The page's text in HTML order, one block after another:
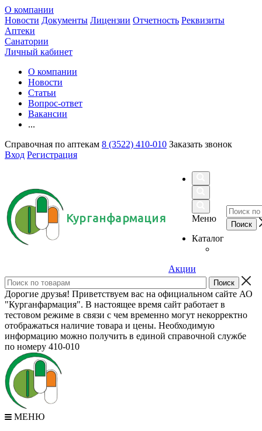
О компании
Новости Документы Лицензии Отчетность Реквизиты
Аптеки
Санатории
Личный кабинет
О компании
Новости
Статьи
Вопрос-ответ
Вакансии
...
Справочная по аптекам 8 (3522) 410-010 Заказать звонок
Вход Регистрация
Курганфармация
Меню
Каталог
Акции
Дорогие друзья! Приветствуем вас на официальном сайте АО
"Курганфармация". В настоящее время сайт работает в
тестовом режиме в связи с чем временно могут некорректно
отображаться наличие товара и цены. Необходимую
информацию можно получить в единой справочной службе
по номеру 410-010
МЕНЮ